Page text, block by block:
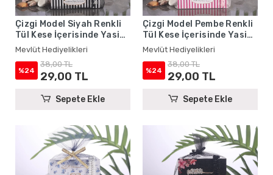
Çizgi Model Siyah Renkli
Tül Kese İçerisinde Yasin
Kitabı ve Tesbih - Mevlüt
Hediyelikleri
Mevlüt Hediyelikleri
%24
38,00 TL
29,00 TL
Sepete Ekle
Çizgi Model Pembe Renkli
Tül Kese İçerisinde Yasin
Kitabı ve Tesbih - Mevlüt
Hediyelikleri
Mevlüt Hediyelikleri
%24
38,00 TL
29,00 TL
Sepete Ekle